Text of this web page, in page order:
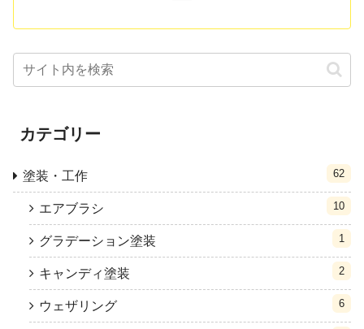
カテゴリー
塗装・工作 62
エアブラシ 10
グラデーション塗装 1
キャンディ塗装 2
ウェザリング 6